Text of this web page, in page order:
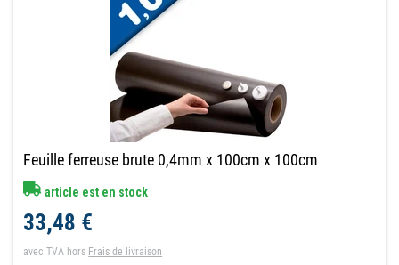
Feuille ferreuse brute 0,4mm x 100cm x 100cm
article est en stock
33,48 €
avec TVA hors Frais de livraison